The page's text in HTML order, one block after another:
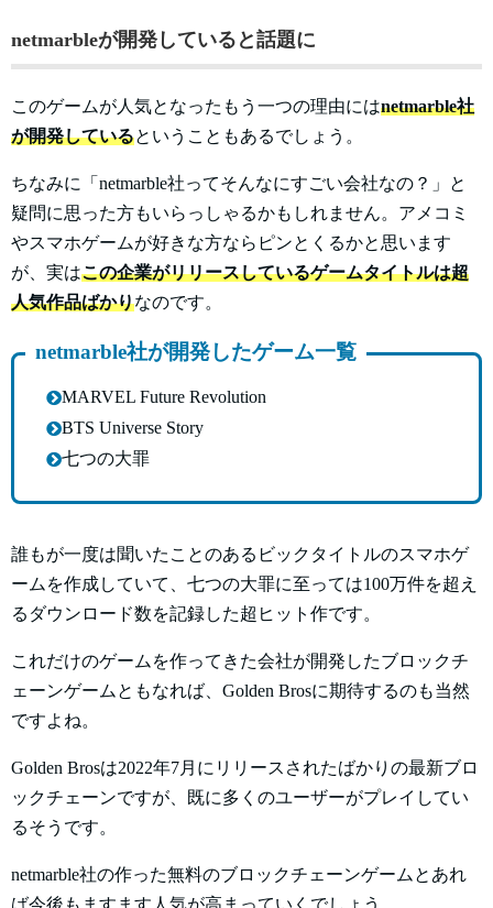
netmarbleが開発していると話題に
このゲームが人気となったもう一つの理由にはnetmarble社
が開発しているということもあるでしょう。
ちなみに「netmarble社ってそんなにすごい会社なの？」と
疑問に思った方もいらっしゃるかもしれません。アメコミ
やスマホゲームが好きな方ならピンとくるかと思います
が、実はこの企業がリリースしているゲームタイトルは超
人気作品ばかりなのです。
netmarble社が開発したゲーム一覧
MARVEL Future Revolution
BTS Universe Story
七つの大罪
誰もが一度は聞いたことのあるビックタイトルのスマホゲ
ームを作成していて、七つの大罪に至っては100万件を超え
るダウンロード数を記録した超ヒット作です。
これだけのゲームを作ってきた会社が開発したブロックチ
ェーンゲームともなれば、Golden Brosに期待するのも当然
ですよね。
Golden Brosは2022年7月にリリースされたばかりの最新ブロ
ックチェーンですが、既に多くのユーザーがプレイしてい
るそうです。
netmarble社の作った無料のブロックチェーンゲームとあれ